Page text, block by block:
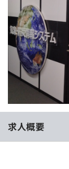
インタビュー
就活成功ガイド
プラン
個人向けプラン
法人向けプラン
学校向けプラン
契約内容・クーポン
note
求人概要